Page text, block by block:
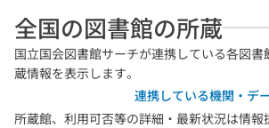
全国の図書館の所蔵
国立国会図書館サーチが連携している各図
蔵情報を表示します。
連携している機関・デ
所蔵館、利用可否等の詳細・最新状況は情報